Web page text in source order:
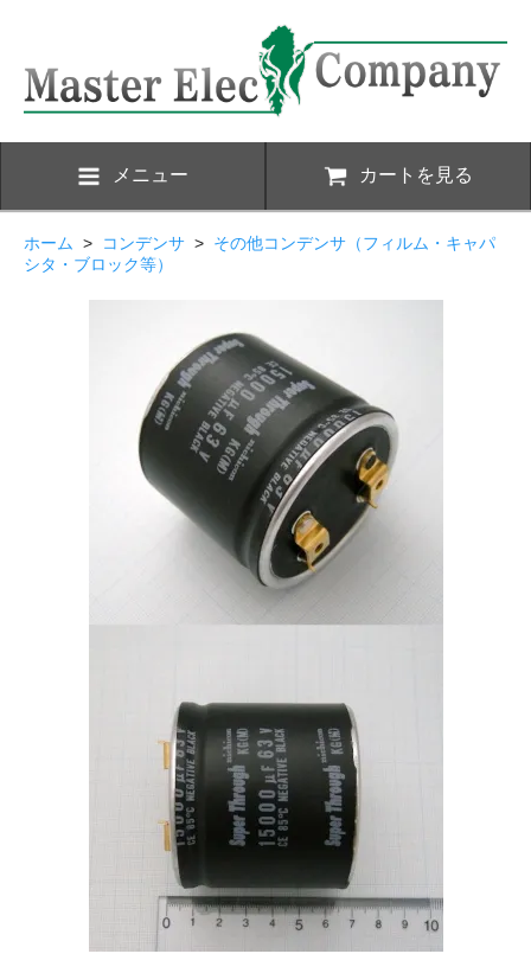
メニュー カートを見る
ホーム > コンデンサ > その他コンデンサ（フィルム・キャパ
シタ・ブロック等）